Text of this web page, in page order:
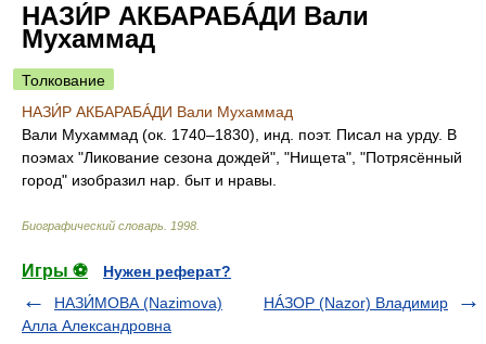
НАЗИ́Р АКБАРАБÁДИ Вали
Мухаммад
Толкование
НАЗИ́Р АКБАРАБÁДИ Вали Мухаммад
Вали Мухаммад (ок. 1740–1830), инд. поэт. Писал на урду. В
поэмах "Ликование сезона дождей", "Нищета", "Потрясённый
город" изобразил нар. быт и нравы.
Биографический словарь 1998
Игры ⚽
Нужен реферат?
НАЗИ́МОВА (Nazimova)
Алла Александровна
НÁЗОР (Nazor) Владимир